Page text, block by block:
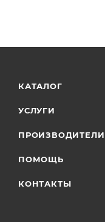
КАТАЛОГ
УСЛУГИ
ПРОИЗВОДИТЕЛИ
ПОМОЩЬ
КОНТАКТЫ